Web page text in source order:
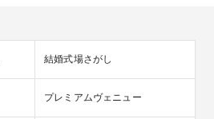
結婚式場さがし
プレミアムヴェニュー